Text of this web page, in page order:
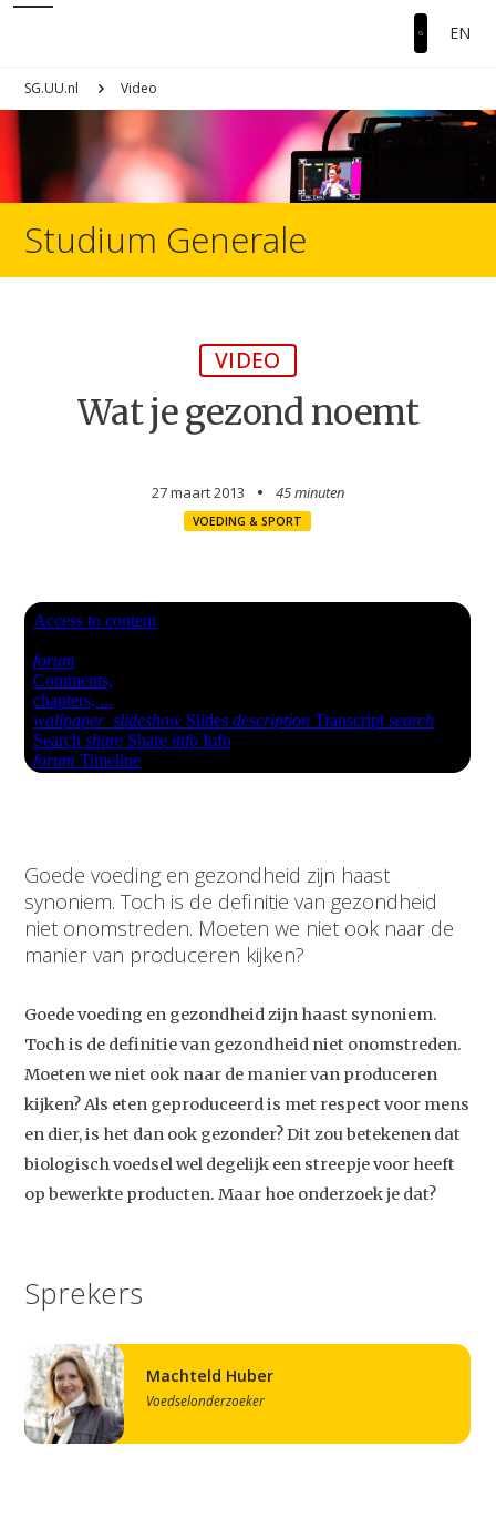
EN
SG.UU.nl Video
Studium Generale
VIDEO
Wat je gezond noemt
27 maart 2013 45 minuten
VOEDING & SPORT
Goede voeding en gezondheid zijn haast
synoniem. Toch is de definitie van gezondheid
niet onomstreden. Moeten we niet ook naar de
manier van produceren kijken?
Goede voeding en gezondheid zijn haast synoniem.
Toch is de definitie van gezondheid niet onomstreden.
Moeten we niet ook naar de manier van produceren
kijken? Als eten geproduceerd is met respect voor mens
en dier, is het dan ook gezonder? Dit zou betekenen dat
biologisch voedsel wel degelijk een streepje voor heeft
op bewerkte producten. Maar hoe onderzoek je dat?
Sprekers
Machteld Huber
Voedselonderzoeker